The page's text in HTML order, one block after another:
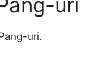
uri.